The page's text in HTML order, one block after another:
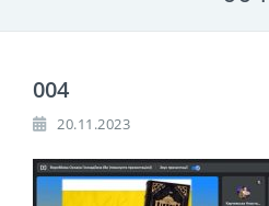
004
20.11.2023